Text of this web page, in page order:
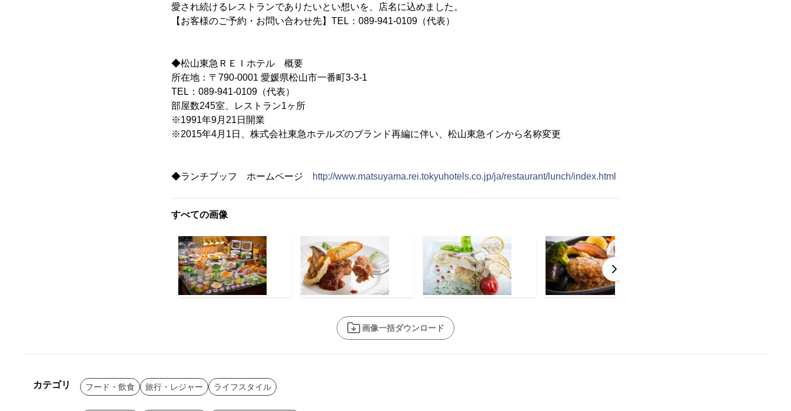
愛され続けるレストランでありたいとい想いを、店名に込めました。
【お客様のご予約・お問い合わせ先】TEL：089-941-0109（代表）
◆松山東急ＲＥＩホテル 概要
所在地：〒790-0001 愛媛県松山市一番町3-3-1
TEL：089-941-0109（代表）
部屋数245室、レストラン1ヶ所
※1991年9月21日開業
※2015年4月1日、株式会社東急ホテルズのブランド再編に伴い、松山東急インから名称変更
◆ランチブッフ ホームページ http://www.matsuyama.rei.tokyuhotels.co.jp/ja/restaurant/lunch/index.html
すべての画像
画像一括ダウンロード
カテゴリ フード・飲食 旅行・レジャー ライフスタイル